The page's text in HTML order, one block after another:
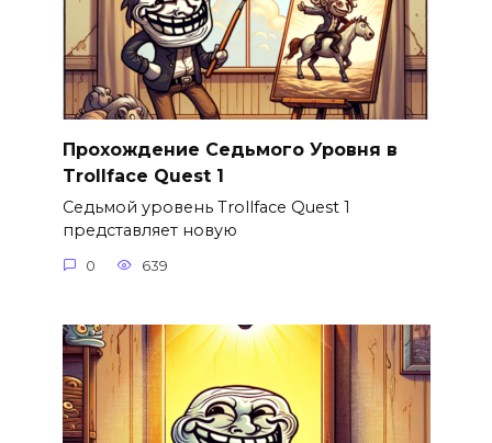
Прохождение Седьмого Уровня в
Trollface Quest 1
Седьмой уровень Trollface Quest 1
представляет новую
0 639